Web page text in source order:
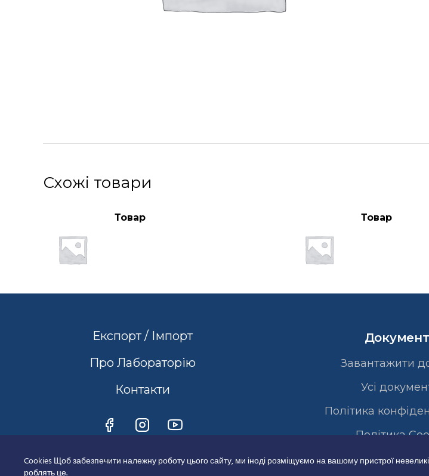
Схожі товари
Товар Товар
Експорт / Імпорт
Про Лабораторію
Контакти
Завантажити
Усі
Політика
Полiтика
Cookies Щоб забезпечити належну роботу цього сайту, ми іноді розміщуємо на вашому пристрої